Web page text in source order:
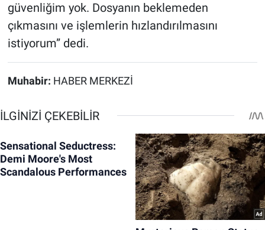
güvenliğim yok. Dosyanın beklemeden
çıkmasını ve işlemlerin hızlandırılmasını
istiyorum” dedi.
Muhabir: HABER MERKEZİ